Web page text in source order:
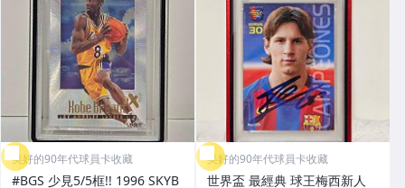
美好的90年代球員卡收藏
#BGS 少見5/5框!! 1996 SKYB
美好的90年代球員卡收藏
世界盃 最經典 球王梅西新人